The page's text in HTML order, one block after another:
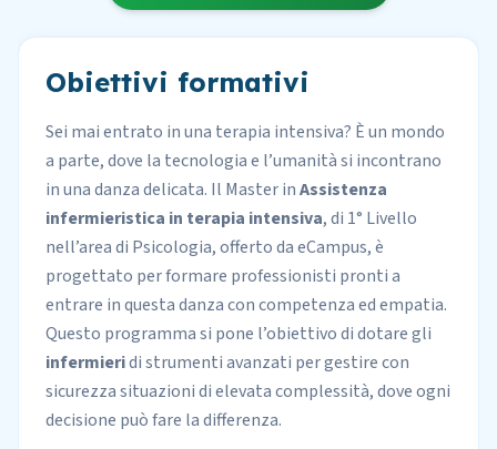
Obiettivi formativi
Sei mai entrato in una terapia intensiva? È un mondo
a parte, dove la tecnologia e l’umanità si incontrano
in una danza delicata. Il Master inAssistenza
infermieristica in terapia intensiva,di 1° Livello
nell’area di Psicologia, offerto daeCampus, è
progettato per formare professionisti pronti a
entrare in questa danza con competenza ed empatia.
Questo programma si pone l’obiettivo di dotare gli
infermieridi strumenti avanzati per gestire con
sicurezza situazioni di elevata complessità, dove ogni
decisione può fare la differenza.